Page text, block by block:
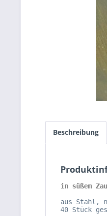
Beschreibung
in süßem
aus Stahl,
40 Stück